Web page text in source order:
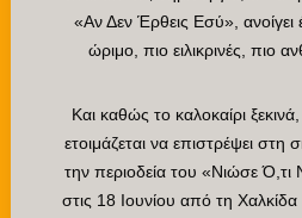
«Αν Δεν Έρθεις Εσύ», ανοίγει
ώριμο, πιο ειλικρινές, πιο
Και καθώς το καλοκαίρι
ετοιμάζεται να επιστρέψει
την περιοδεία του «Νιώσε
στις 18 Ιουνίου από τη Χαλκίδα